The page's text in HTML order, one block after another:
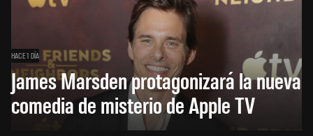
HACE 1 DÍA
James Marsden protagonizará la nueva
comedia de misterio de Apple TV